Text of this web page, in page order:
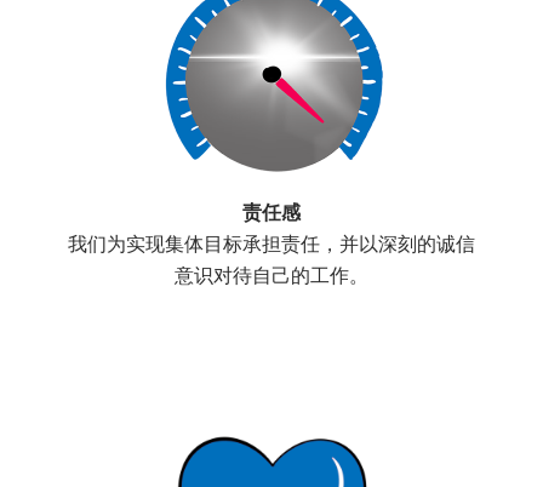
责任感
我们为实现集体目标承担责任，并以深刻的诚信
意识对待自己的工作。